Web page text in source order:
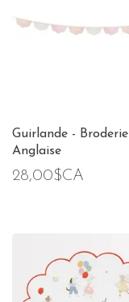
Guirlande - Broderie
Anglaise
28,00$CA